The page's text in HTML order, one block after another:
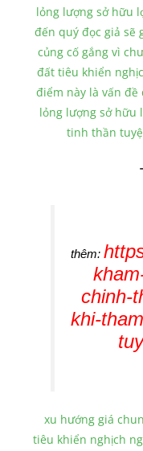
lỏng lượng sở hữu
đến quý đọc giả sẽ
củng cố gắng vì
đất tiêu khiển
điểm này là vấn
lỏng lượng sở hữu
tinh thần
thêm:
chinh-
khi-
xu hướng giá
tiêu khiển nghịch